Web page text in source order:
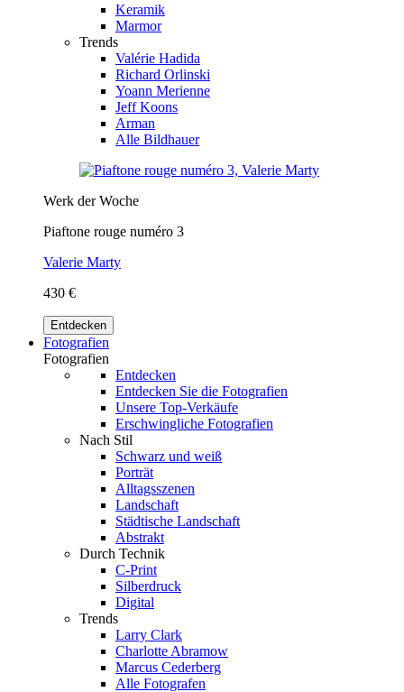
Keramik
Marmor
Trends
Valérie Hadida
Richard Orlinski
Yoann Merienne
Jeff Koons
Arman
Alle Bildhauer
Werk der Woche
Piaftone rouge numéro 3
Valerie Marty
430 €
Entdecken
Fotografien
Fotografien
Entdecken
Entdecken Sie die Fotografien
Unsere Top-Verkäufe
Erschwingliche Fotografien
Nach Stil
Schwarz und weiß
Porträt
Alltagsszenen
Landschaft
Städtische Landschaft
Abstrakt
Durch Technik
C-Print
Silberdruck
Digital
Trends
Larry Clark
Charlotte Abramow
Marcus Cederberg
Alle Fotografen